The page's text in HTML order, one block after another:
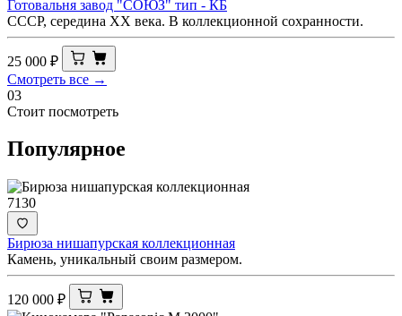
Готовальня завод "СОЮЗ" тип - КБ
СССР, середина ХХ века. В коллекционной сохранности.
25 000 ₽
Смотреть все →
03
Стоит посмотреть
Популярное
7130
Бирюза нишапурская коллекционная
Камень, уникальный своим размером.
120 000 ₽